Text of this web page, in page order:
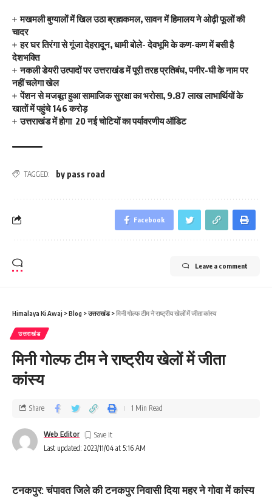
मखमली बुग्यालों में खिल उठा ब्रह्मकमल, सावन में हिमालय ने ओढ़ी फूलों की
चादर
हर घर तिरंगा से गूंजा देहरादून, धामी बोले- देवभूमि के कण-कण में बसी है
देशभक्ति
नकली डेयरी उत्पादों पर उत्तराखंड में पूरी तरह प्रतिबंध, पनीर-घी के नाम पर
नहीं चलेगा खेल
पेंशन से मजबूत हुआ सामाजिक सुरक्षा का भरोसा, 9.87 लाख लाभार्थियों के
खातों में पहुंचे 146 करोड़
उत्तराखंड में होगा 20 नई चोटियों का पर्यावरणीय ऑडिट
TAGGED: by pass road
Facebook
Leave a comment
Himalaya Ki Awaj >Blog >उत्तराखंड>मिनी गोल्‍फ टीम ने राष्ट्रीय खेलों में जीता कांस्‍य
उत्तराखंड
मिनी गोल्‍फ टीम ने राष्ट्रीय खेलों में जीता
कांस्‍य
Last updated: 2023/11/04 at 5:16 AM
Web Editor
Share 1 Min Read
टनकपुर: चंपावत जिले की टनकपुर निवासी दिया महर ने गोवा में कांस्य